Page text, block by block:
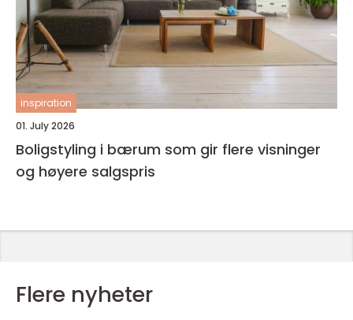
inspiration
01. July 2026
Boligstyling i bærum som gir flere visninger
og høyere salgspris
Flere nyheter